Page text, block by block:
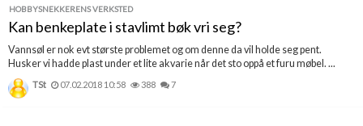
HOBBYSNEKKERENS VERKSTED
Kan benkeplate i stavlimt bøk vri seg?
Vannsøl er nok evt største problemet og om denne da vil holde seg pent.
Husker vi hadde plast under et lite akvarie når det sto oppå et furu møbel. ...
TSt 07.02.2018 10:58 388 7